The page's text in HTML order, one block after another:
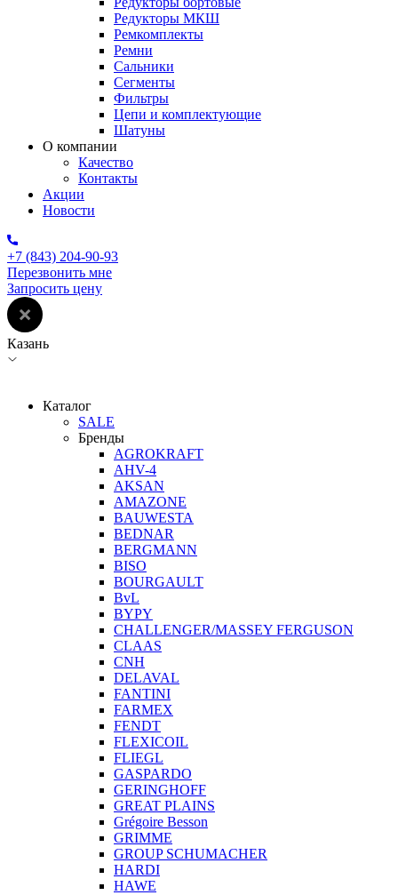
Редукторы МКШ
Ремкомплекты
Ремни
Сальники
Сегменты
Фильтры
Цепи и комплектующие
Шатуны
О компании
Качество
Контакты
Акции
Новости
+7 (843) 204-90-93
Перезвонить мне
Запросить цену
Казань
Каталог
SALE
Бренды
AGROKRAFT
AHV-4
AKSAN
AMAZONE
BAUWESTA
BEDNAR
BERGMANN
BISO
BOURGAULT
BvL
BYPY
CHALLENGER/MASSEY FERGUSON
CLAAS
CNH
DELAVAL
FANTINI
FARMEX
FENDT
FLEXICOIL
FLIEGL
GASPARDO
GERINGHOFF
GREAT PLAINS
Grégoire Besson
GRIMME
GROUP SCHUMACHER
HARDI
HAWE